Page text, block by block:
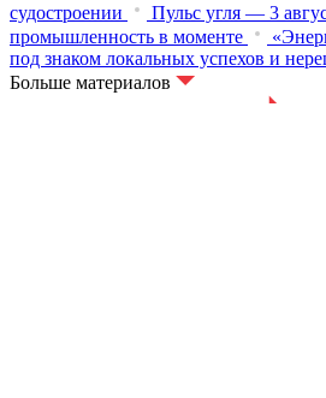
судостроении
Пульс угля — 3
промышленность в моменте
под знаком локальных успехов и
Больше материалов